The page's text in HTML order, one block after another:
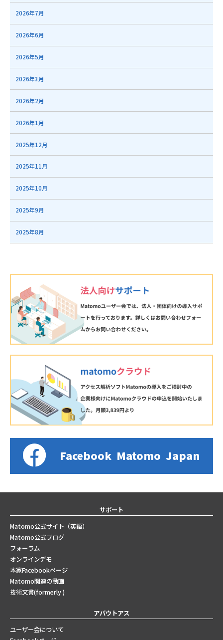
2026年7月
2026年6月
2026年5月
2026年3月
2026年2月
2026年1月
2025年12月
2025年11月
2025年10月
2025年9月
2025年8月
Facebook Matomo Japan
サポート
Matomo公式サイト（英語）
Matomo公式ブログ
フォーラム
オンラインデモ
本家Facebookページ
Matomo関連の動画
技術文書(formerly )
アバウトアス
ユーザー会について